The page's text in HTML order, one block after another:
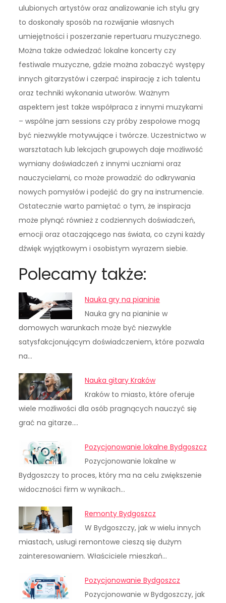
ulubionych artystów oraz analizowanie ich stylu gry
to doskonały sposób na rozwijanie własnych
umiejętności i poszerzanie repertuaru muzycznego.
Można także odwiedzać lokalne koncerty czy
festiwale muzyczne, gdzie można zobaczyć występy
innych gitarzystów i czerpać inspirację z ich talentu
oraz techniki wykonania utworów. Ważnym
aspektem jest także współpraca z innymi muzykami
– wspólne jam sessions czy próby zespołowe mogą
być niezwykle motywujące i twórcze. Uczestnictwo w
warsztatach lub lekcjach grupowych daje możliwość
wymiany doświadczeń z innymi uczniami oraz
nauczycielami, co może prowadzić do odkrywania
nowych pomysłów i podejść do gry na instrumencie.
Ostatecznie warto pamiętać o tym, że inspiracja
może płynąć również z codziennych doświadczeń,
emocji oraz otaczającego nas świata, co czyni każdy
dźwięk wyjątkowym i osobistym wyrazem siebie.
Polecamy także:
Nauka gry na pianinie
Nauka gry na pianinie w
domowych warunkach może być niezwykle
satysfakcjonującym doświadczeniem, które pozwala
na…
Nauka gitary Kraków
Kraków to miasto, które oferuje
wiele możliwości dla osób pragnących nauczyć się
grać na gitarze.…
Pozycjonowanie lokalne Bydgoszcz
Pozycjonowanie lokalne w
Bydgoszczy to proces, który ma na celu zwiększenie
widoczności firm w wynikach…
Remonty Bydgoszcz
W Bydgoszczy, jak w wielu innych
miastach, usługi remontowe cieszą się dużym
zainteresowaniem. Właściciele mieszkań…
Pozycjonowanie Bydgoszcz
Pozycjonowanie w Bydgoszczy, jak